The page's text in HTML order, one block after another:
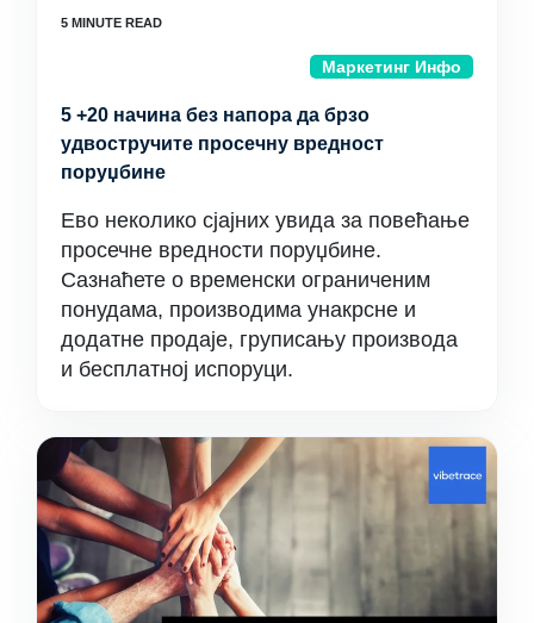
Маркетинг Инфо
5 +20 начина без напора да брзо
удвостручите просечну вредност
поруџбине
Ево неколико сјајних увида за повећање
просечне вредности поруџбине.
Сазнаћете о временски ограниченим
понудама, производима унакрсне и
додатне продаје, груписању производа
и бесплатној испоруци.